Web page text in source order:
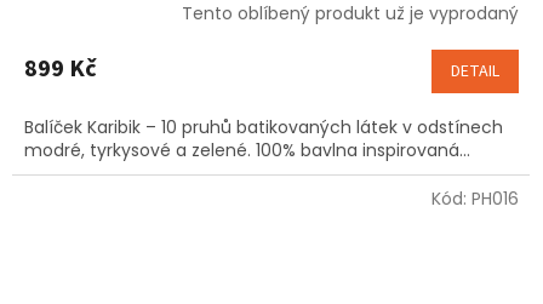
Tento oblíbený produkt už je vyprodaný
899 Kč DETAIL
Balíček Karibik – 10 pruhů batikovaných látek v odstínech
modré, tyrkysové a zelené. 100% bavlna inspirovaná...
Kód: PH016